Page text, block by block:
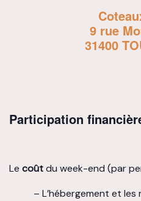
9 rue
31400
Participation
Le coûtdu week-end (par
– L’hébergement et les